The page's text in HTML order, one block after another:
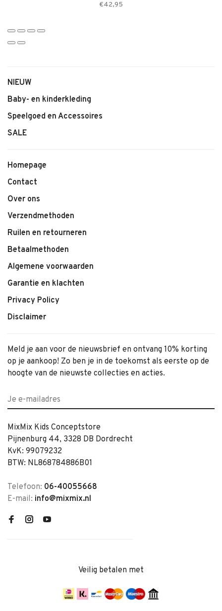
€42,95
NIEUW
Baby- en kinderkleding
Speelgoed en Accessoires
SALE
Homepage
Contact
Over ons
Verzendmethoden
Ruilen en retourneren
Betaalmethoden
Algemene voorwaarden
Garantie en klachten
Privacy Policy
Disclaimer
Meld je aan voor de nieuwsbrief en ontvang 10% korting
op je aankoop! Zo ben je in de toekomst als eerste op de
hoogte van de nieuwste collecties en acties.
MixMix Kids Conceptstore
Pijnenburg 44, 3328 DB Dordrecht
KvK: 99079232
BTW: NL868784886B01
Telefoon: 06-40055668
E-mail: info@mixmix.nl
Veilig betalen met